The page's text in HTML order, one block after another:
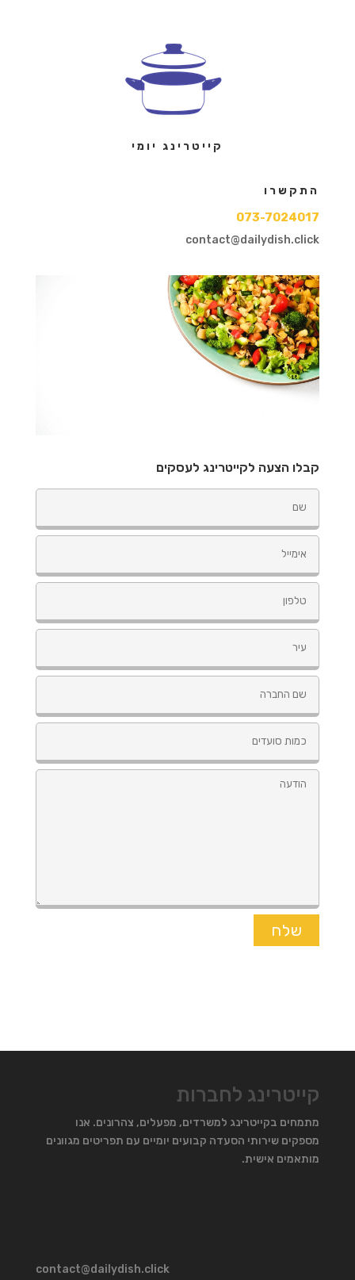
קייטרינג יומי
התקשרו
073-7024017
contact@dailydish.click
קבלו הצעה לקייטרינג לעסקים
קייטרינג לחברות
מתמחים בקייטרינג למשרדים, מפעלים, צהרונים. אנו
מספקים שירותי הסעדה קבועים יומיים עם תפריטים מגוונים
מותאמים אישית.
contact@dailydish.click